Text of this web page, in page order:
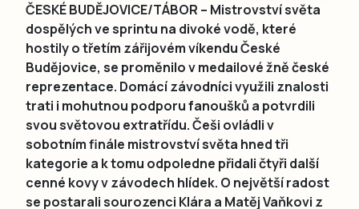
ČESKÉ BUDĚJOVICE/TÁBOR – Mistrovství světa
dospělých ve sprintu na divoké vodě, které
hostily o třetím zářijovém víkendu České
Budějovice, se proměnilo v medailové žně české
reprezentace. Domácí závodníci využili znalosti
trati i mohutnou podporu fanoušků a potvrdili
svou světovou extratřídu. Češi ovládli v
sobotním finále mistrovství světa hned tři
kategorie a k tomu odpoledne přidali čtyři další
cenné kovy v závodech hlídek. O největší radost
se postarali sourozenci Klára a Matěj Vaňkovi z